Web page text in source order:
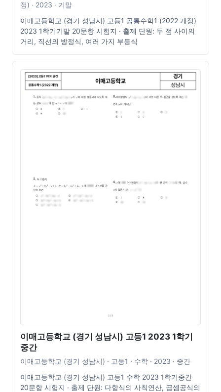
정) · 2023 · 기말
이매고등학교 (경기 성남시) 고등1 공통수학1 (2022 개정)
2023 1학기기말 20문항 시험지 · 출제 단원: 두 점 사이의
거리, 직선의 방정식, 여러 가지 부등식
이매고등학교 (경기 성남시) 고등1 2023 1학기
중간
이매고등학교 (경기 성남시) · 고등1 · 수학 · 2023 · 중간
이매고등학교 (경기 성남시) 고등1 수학 2023 1학기중간
20문항 시험지 · 출제 단원: 다항식의 사칙연산, 곱셈공식의